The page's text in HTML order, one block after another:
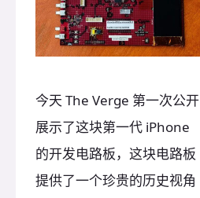
今天 The Verge 第一次公开
展示了这块第一代 iPhone
的开发电路板，这块电路板
提供了一个珍贵的历史视角